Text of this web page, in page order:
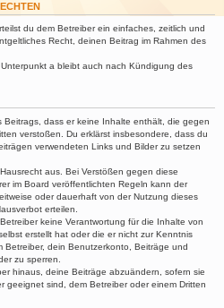
du dem Betreiber ein einfaches, zeitlich und
Recht, deinen Beitrag im Rahmen des
a bleibt auch nach Kündigung des
Beitrags, dass er keine Inhalte enthält, die gegen
verstoßen. Du erklärst insbesondere, dass du
verwendeten Links und Bilder zu setzen
aus. Bei Verstößen gegen diese
im Board veröffentlichten Regeln kann der
oder dauerhaft von der Nutzung dieses
erteilen.
keine Verantwortung für die Inhalte von
erstellt hat oder die er nicht zur Kenntnis
Betreiber, dein Benutzerkonto, Beiträge und
zu sperren.
hinaus, deine Beiträge abzuändern, sofern sie
geeignet sind, dem Betreiber oder einem Dritten